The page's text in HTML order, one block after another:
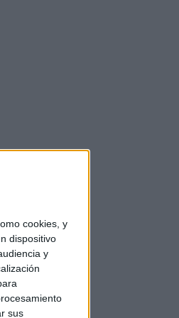
cookies, y
dispositivo
y
sus